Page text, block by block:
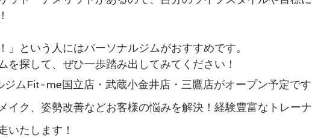
」という人にはパーソナルジムがおすすめです。
を探して、ぜひ一歩踏み出してみてください！
ムFit-me国立店・武蔵小金井店・三鷹店がオープン予定です
イク、姿勢改善などお客様の悩みを解決！経験豊富なトレー
いたします！